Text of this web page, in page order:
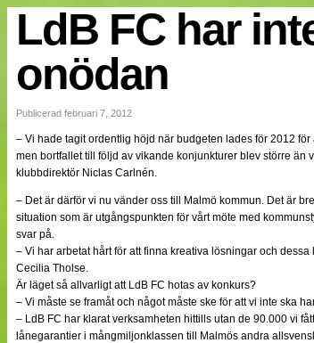
Cuper
Medlemmar
Medlemsbilder
Om oss
NÄTverket
Nyheter
Bloggar
Lagen
Webb-TV
Cuper
Medlemmar
Medlemsbilder
Till klubbkassan
Om oss
NÄTverket
Split vision
LdB FC har
onödan
Publicerad februari 7, 2012
– Vi hade tagit ordentlig höjd när budgeten lades för 2012
men bortfallet till följd av vikande konjunkturer blev större än
klubbdirektör Niclas Carlnén.
– Det är därför vi nu vänder oss till Malmö kommun. Det är
situation som är utgångspunkten för vårt möte med
svar på.
– Vi har arbetat hårt för att finna kreativa lösningar och
Cecilia Tholse.
Är läget så allvarligt att LdB FC hotas av konkurs?
– Vi måste se framåt och något måste ske för att vi inte ska
– LdB FC har klarat verksamheten hittills utan de 90.000 vi
lånegarantier i mångmiljonklassen till Malmös andra